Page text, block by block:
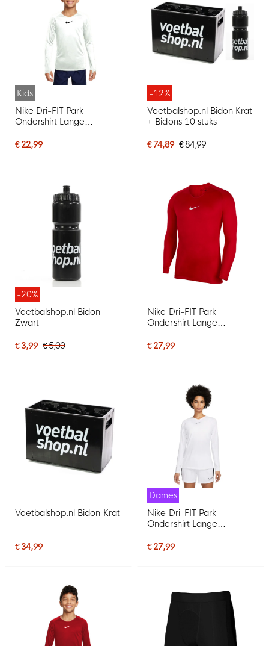
Kids
Nike Dri-FIT Park
Ondershirt Lange
€ 22,99
-12%
Voetbalshop.nl Bidon Krat
+ Bidons 10 stuks
€ 74,89 € 84,99
-20%
Voetbalshop.nl Bidon
Zwart
€ 3,99 € 5,00
Nike Dri-FIT Park
Ondershirt Lange
€ 27,99
Voetbalshop.nl Bidon Krat
€ 34,99
Dames
Nike Dri-FIT Park
Ondershirt Lange
€ 27,99